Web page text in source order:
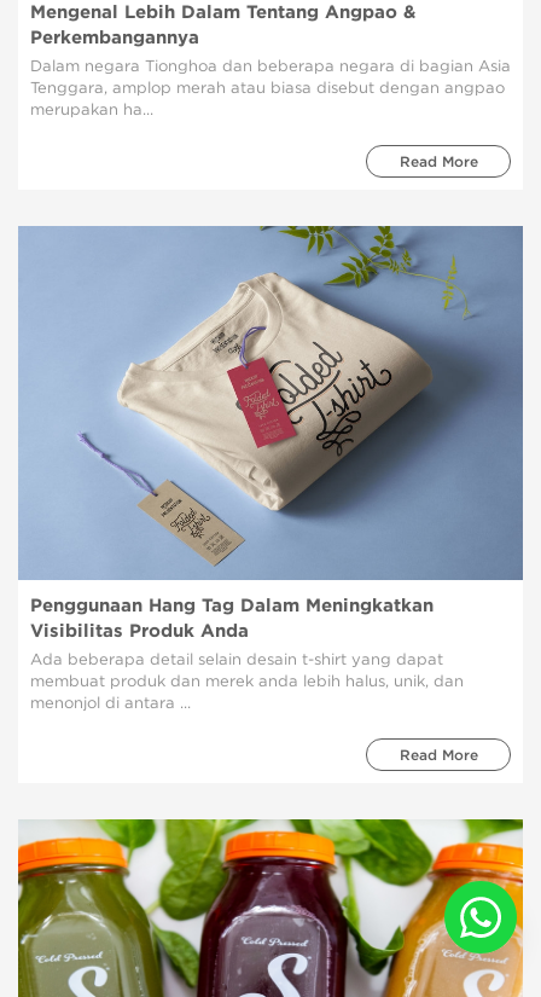
Mengenal Lebih Dalam Tentang Angpao &
Perkembangannya
Dalam negara Tionghoa dan beberapa negara di bagian Asia
Tenggara, amplop merah atau biasa disebut dengan angpao
merupakan ha...
Read More
Penggunaan Hang Tag Dalam Meningkatkan
Visibilitas Produk Anda
Ada beberapa detail selain desain t-shirt yang dapat
membuat produk dan merek anda lebih halus, unik, dan
menonjol di antara ...
Read More